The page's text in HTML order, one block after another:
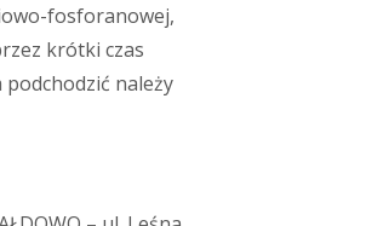
fosforanowej,
krótki czas
podchodzić należy